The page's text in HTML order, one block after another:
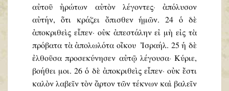
αὐτοῦ ἠρώτων αὐτὸν λέγοντες· ἀπόλυσον
αὐτήν, ὅτι κράζει ὄπισθεν ἡμῶν. 24 ὁ δὲ
ἀποκριθεὶς εἶπεν· οὐκ ἀπεστάλην εἰ μὴ εἰς τὰ
πρόβατα τὰ ἀπολωλότα οἴκου Ἰσραήλ. 25 ἡ δὲ
ἐλθοῦσα προσεκύνησεν αὐτῷ λέγουσα· Κύριε,
βοήθει μοι. 26 ὁ δὲ ἀποκριθεὶς εἶπεν· οὐκ ἔστι
καλὸν λαβεῖν τὸν ἄρτον τῶν τέκνων καὶ βαλεῖν